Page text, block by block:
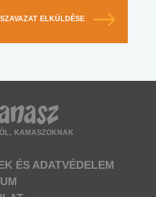
SZAVAZAT ELKÜLDÉSE
KAMASZOKNAK
ÉS ADATVÉDELEM